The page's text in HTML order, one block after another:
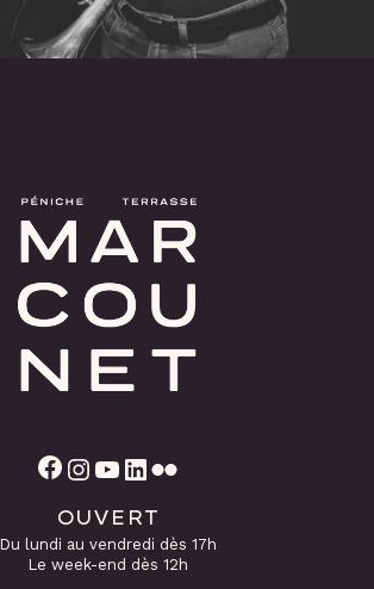
Facebook Instagram YouTube
OUVERT
Du lundi au vendredi dès 17h
Le week-end dès 12h